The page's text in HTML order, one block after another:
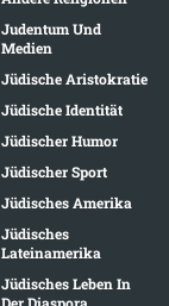
Judentum Und
Medien
Jüdische Aristokratie
Jüdische Identität
Jüdischer Humor
Jüdischer Sport
Jüdisches Amerika
Jüdisches
Lateinamerika
Jüdisches Leben In